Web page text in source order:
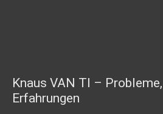
Knaus VAN TI –
Erfahrungen